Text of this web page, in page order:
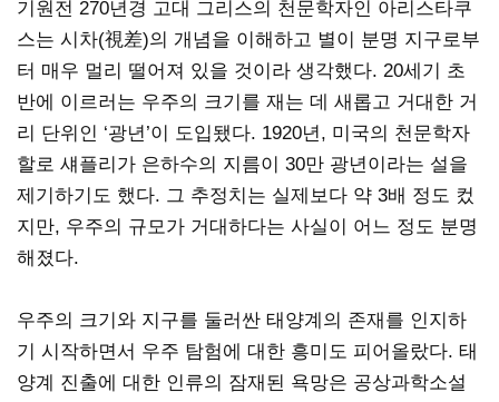
기원전 270년경 고대 그리스의 천문학자인 아리스타쿠
스는 시차(視差)의 개념을 이해하고 별이 분명 지구로부
터 매우 멀리 떨어져 있을 것이라 생각했다. 20세기 초
반에 이르러는 우주의 크기를 재는 데 새롭고 거대한 거
리 단위인 ‘광년’이 도입됐다. 1920년, 미국의 천문학자
할로 섀플리가 은하수의 지름이 30만 광년이라는 설을
제기하기도 했다. 그 추정치는 실제보다 약 3배 정도 컸
지만, 우주의 규모가 거대하다는 사실이 어느 정도 분명
해졌다.
우주의 크기와 지구를 둘러싼 태양계의 존재를 인지하
기 시작하면서 우주 탐험에 대한 흥미도 피어올랐다. 태
양계 진출에 대한 인류의 잠재된 욕망은 공상과학소설